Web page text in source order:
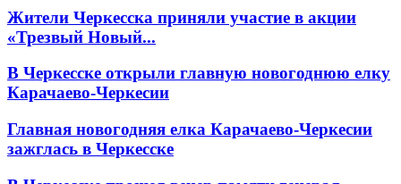
Жители Черкесска приняли участие в акции
«Трезвый Новый...
В Черкесске открыли главную новогоднюю елку
Карачаево-Черкесии
Главная новогодняя елка Карачаево-Черкесии
зажглась в Черкесске